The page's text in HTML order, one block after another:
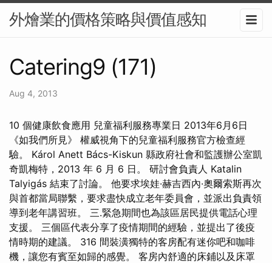
外燴業的價格策略與價值感知
Catering9 (171)
Aug 4, 2013
10 個健康飲食應用 兒童福利服務專業日 2013年6月6日
《如我們所見》 權威視角下的兒童福利服務官方檢查經
驗。 Károl Anett Bács-Kiskun 縣政府社會和監護辦公室凱
奇凱梅特，2013 年 6 月 6 日。 研討會負責人 Katalin
Talyigás 結束了討論。 他要求埃娃·赫吉西內·奧爾索斯再次
與首都當局聯繫，要求盡快成立老年委員會，並派出負責領
導到老年講習班。 三.緊急期間也為該區居民提供電話心理
支援。 三個區代表分享了疫情期間的經驗，並提出了後疫
情時期的建議。 316 間裝潢獨特的客房配有迷你吧和咖啡
機，讓您有賓至如歸的感覺。 客房內舒適的床鋪以及床罩